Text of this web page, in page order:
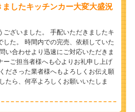
ましたキッチンカー大変大盛況
ございました。 手配いただきましたキ
した。 時間内での完売、依頼していた
い合わせより迅速にご対応いただきま
ーご担当者様へも心よりお礼申し上げ
ださった業者様へもよろしくお伝え願
たら、何卒よろしくお願いいたしま